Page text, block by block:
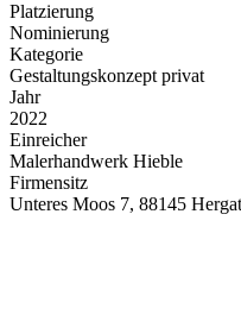
Platzierung
Nominierung
Kategorie
Gestaltungskonzept privat
Jahr
2022
Einreicher
Malerhandwerk Hieble
Firmensitz
Unteres Moos 7, 88145